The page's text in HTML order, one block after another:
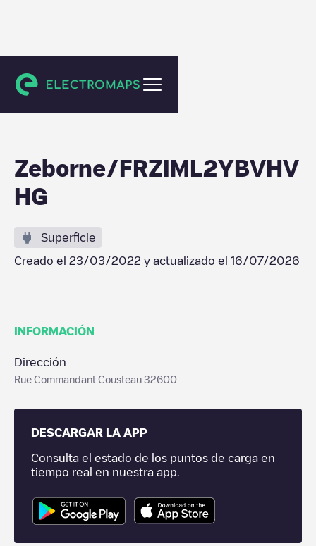
L'Isle-Jourdain
Zeborne/FRZIML2YBVHV
HG
Superficie
Creado el 23/03/2022 y actualizado el 16/07/2026
INFORMACIÓN
Dirección
Rue Commandant Cousteau 32600
DESCARGAR LA APP
Consulta el estado de los puntos de carga en
tiempo real en nuestra app.